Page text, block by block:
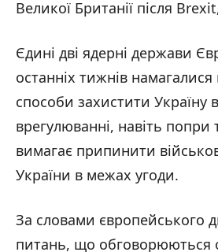
Великої Британії після
Єдині дві ядерні держави
останніх тижнів
способи захистити Україну
врегулюванні, навіть попри
вимагає припинити
України в межах угоди.
За словами європейського
питань, що обговорюються